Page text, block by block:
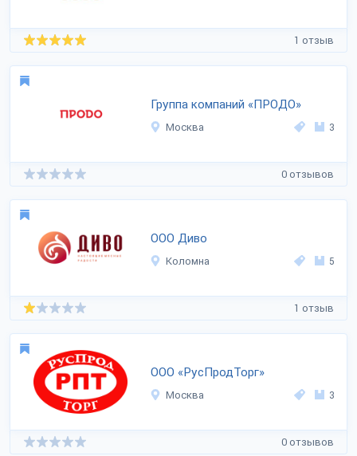
1 отзыв
Группа компаний «ПРОДО»
Москва 3
0 отзывов
ООО Диво
Коломна 5
1 отзыв
ООО «РусПродТорг»
Москва 3
0 отзывов